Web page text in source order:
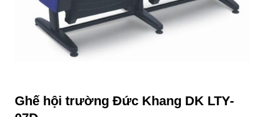
Ghế hội trường Đức Khang DK LTY-